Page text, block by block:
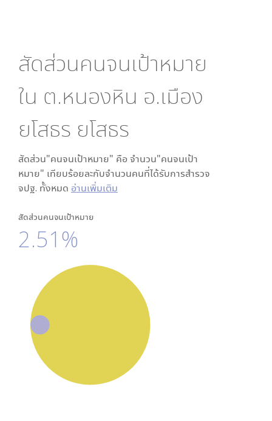
สัดส่วนคนจนเป้าหมาย
ใน ต.หนองหิน อ.เมือง
ยโสธร ยโสธร
สัดส่วน"คนจนเป้าหมาย" คือ จำนวน"คนจนเป้า
หมาย" เทียบร้อยละกับจำนวนคนที่ได้รับการสำรวจ
จปฐ. ทั้งหมด อ่านเพิ่มเติม
สัดส่วนคนจนเป้าหมาย
2.51%